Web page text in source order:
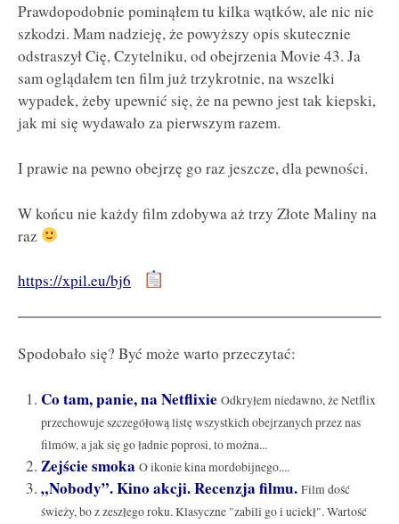
Prawdopodobnie pominąłem tu kilka wątków, ale nic nie
szkodzi. Mam nadzieję, że powyższy opis skutecznie
odstraszył Cię, Czytelniku, od obejrzenia Movie 43. Ja
sam oglądałem ten film już trzykrotnie, na wszelki
wypadek, żeby upewnić się, że na pewno jest tak kiepski,
jak mi się wydawało za pierwszym razem.
I prawie na pewno obejrzę go raz jeszcze, dla pewności.
W końcu nie każdy film zdobywa aż trzy Złote Maliny na
raz
https://xpil.eu/bj6
Spodobało się? Być może warto przeczytać:
Co tam, panie, na Netflixie Odkryłem niedawno, że Netflix
przechowuje szczegółową listę wszystkich obejrzanych przez nas
filmów, a jak się go ładnie poprosi, to można...
Zejście smoka O ikonie kina mordobijnego....
„Nobody”. Kino akcji. Recenzja filmu. Film dość
świeży, bo z zeszłego roku. Klasyczne "zabili go i uciekł". Wartość